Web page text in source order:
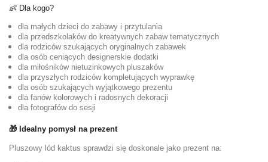
👶 Dla kogo?
dla małych dzieci do zabawy i przytulania
dla przedszkolaków do kreatywnych zabaw tematycznych
dla rodziców szukających oryginalnych zabawek
dla osób ceniących designerskie dodatki
dla miłośników nietuzinkowych pluszaków
dla przyszłych rodziców kompletujących wyprawkę
dla osób szukających wyjątkowego prezentu
dla fanów kolorowych i radosnych dekoracji
dla fotografów do sesji
🎁 Idealny pomysł na prezent
Pluszowy lód kaktus sprawdzi się doskonale jako prezent na: